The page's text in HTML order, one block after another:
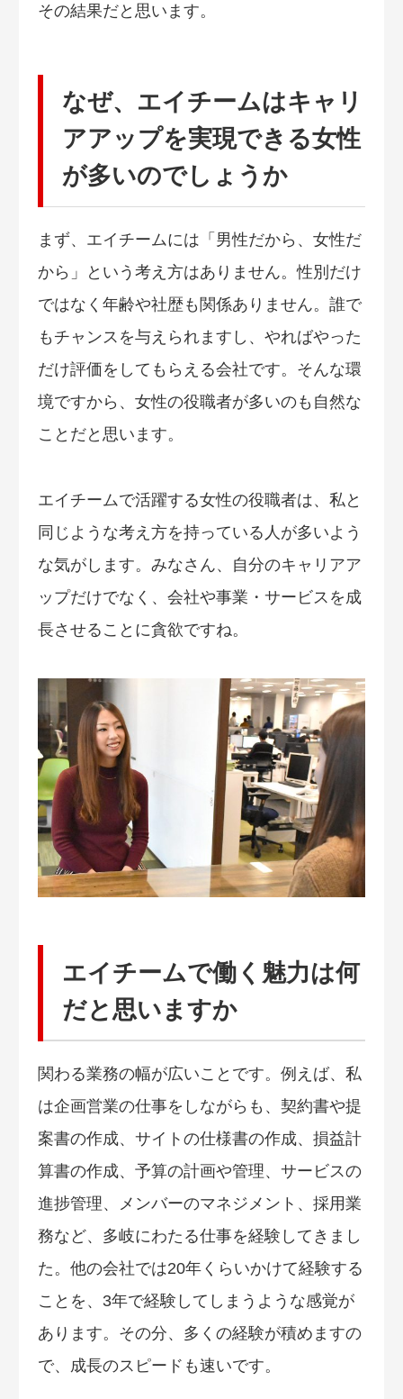
その結果だと思います。
なぜ、エイチームはキャリ
アアップを実現できる女性
が多いのでしょうか
まず、エイチームには「男性だから、女性だ
から」という考え方はありません。性別だけ
ではなく年齢や社歴も関係ありません。誰で
もチャンスを与えられますし、やればやった
だけ評価をしてもらえる会社です。そんな環
境ですから、女性の役職者が多いのも自然な
ことだと思います。
エイチームで活躍する女性の役職者は、私と
同じような考え方を持っている人が多いよう
な気がします。みなさん、自分のキャリアア
ップだけでなく、会社や事業・サービスを成
長させることに貪欲ですね。
エイチームで働く魅力は何
だと思いますか
関わる業務の幅が広いことです。例えば、私
は企画営業の仕事をしながらも、契約書や提
案書の作成、サイトの仕様書の作成、損益計
算書の作成、予算の計画や管理、サービスの
進捗管理、メンバーのマネジメント、採用業
務など、多岐にわたる仕事を経験してきまし
た。他の会社では20年くらいかけて経験する
ことを、3年で経験してしまうような感覚が
あります。その分、多くの経験が積めますの
で、成長のスピードも速いです。